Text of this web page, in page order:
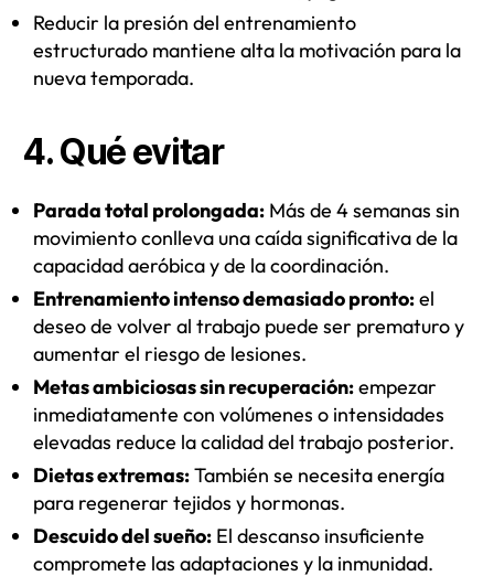
Reducir la presión del entrenamiento
estructurado mantiene alta la motivación para la
nueva temporada.
4. Qué evitar
Parada total prolongada: Más de 4 semanas sin
movimiento conlleva una caída significativa de la
capacidad aeróbica y de la coordinación.
Entrenamiento intenso demasiado pronto:el
deseo de volver al trabajo puede ser prematuro y
aumentar el riesgo de lesiones.
Metas ambiciosas sin recuperación:empezar
inmediatamente con volúmenes o intensidades
elevadas reduce la calidad del trabajo posterior.
Dietas extremas:También se necesita energía
para regenerar tejidos y hormonas.
Descuido del sueño: El descanso insuficiente
compromete las adaptaciones y la inmunidad.